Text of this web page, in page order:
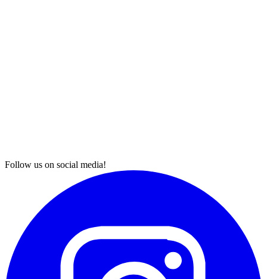
Follow us on social media!